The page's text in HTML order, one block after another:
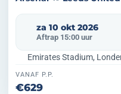
za 10 okt 2026
Aftrap 15:00 uur
Emirates Stadium,
VANAF P.P.
€629